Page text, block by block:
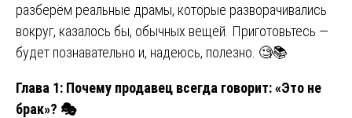
разберём реальные драмы, которые разворачивались
вокруг, казалось бы, обычных вещей. Приготовьтесь —
будет познавательно и, надеюсь, полезно. 🧐📚
Глава 1: Почему продавец всегда говорит: «Это не
брак»? 🎭